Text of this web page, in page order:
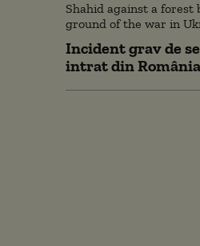
Incident grav de
intrat din